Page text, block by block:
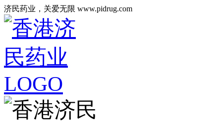
济民药业，关爱无限 www.pidrug.com